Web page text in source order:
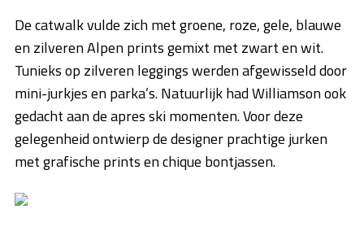
De catwalk vulde zich met groene, roze, gele, blauwe
en zilveren Alpen prints gemixt met zwart en wit.
Tunieks op zilveren leggings werden afgewisseld door
mini-jurkjes en parka’s. Natuurlijk had Williamson ook
gedacht aan de apres ski momenten. Voor deze
gelegenheid ontwierp de designer prachtige jurken
met grafische prints en chique bontjassen.